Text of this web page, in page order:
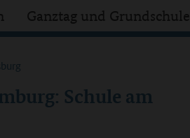
Ganztag und Grundschule
Schule am